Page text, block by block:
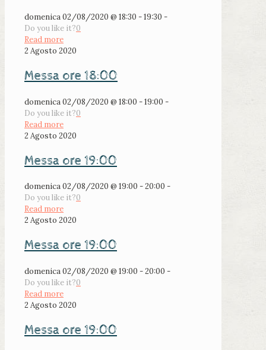
domenica 02/08/2020 @ 18:30 - 19:30 -
Do you like it?0
Read more
2 Agosto 2020
Messa ore 18:00
domenica 02/08/2020 @ 18:00 - 19:00 -
Do you like it?0
Read more
2 Agosto 2020
Messa ore 19:00
domenica 02/08/2020 @ 19:00 - 20:00 -
Do you like it?0
Read more
2 Agosto 2020
Messa ore 19:00
domenica 02/08/2020 @ 19:00 - 20:00 -
Do you like it?0
Read more
2 Agosto 2020
Messa ore 19:00